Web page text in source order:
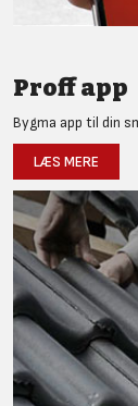
Proff app
Bygma app til din
LÆS MERE